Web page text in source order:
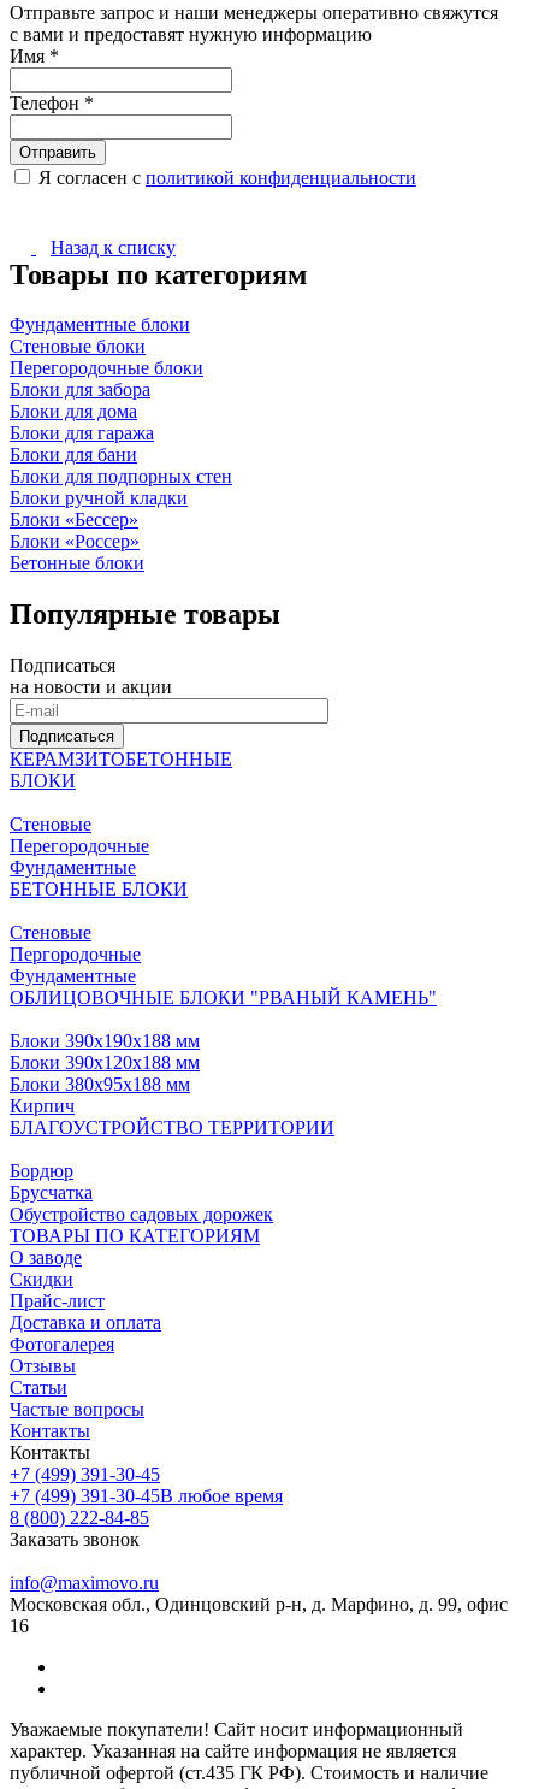
Отправьте запрос и наши менеджеры оперативно свяжутся
с вами и предоставят нужную информацию
Имя *
Телефон *
Я согласен с политикой конфиденциальности
Назад к списку
Товары по категориям
Фундаментные блоки
Стеновые блоки
Перегородочные блоки
Блоки для забора
Блоки для дома
Блоки для гаража
Блоки для бани
Блоки для подпорных стен
Блоки ручной кладки
Блоки «Бессер»
Блоки «Россер»
Бетонные блоки
Популярные товары
Подписаться
на новости и акции
Подписаться
КЕРАМЗИТОБЕТОННЫЕ
БЛОКИ
Стеновые
Перегородочные
Фундаментные
БЕТОННЫЕ БЛОКИ
Стеновые
Пергородочные
Фундаментные
ОБЛИЦОВОЧНЫЕ БЛОКИ "РВАНЫЙ КАМЕНЬ"
Блоки 390х190х188 мм
Блоки 390х120х188 мм
Блоки 380х95х188 мм
Кирпич
БЛАГОУСТРОЙСТВО ТЕРРИТОРИИ
Бордюр
Брусчатка
Обустройство садовых дорожек
ТОВАРЫ ПО КАТЕГОРИЯМ
О заводе
Скидки
Прайс-лист
Доставка и оплата
Фотогалерея
Отзывы
Статьи
Частые вопросы
Контакты
Контакты
+7 (499) 391-30-45
+7 (499) 391-30-45В любое время
8 (800) 222-84-85
Заказать звонок
info@maximovo.ru
Московская обл., Одинцовский р-н, д. Марфино, д. 99, офис
16
Уважаемые покупатели! Сайт носит информационный
характер. Указанная на сайте информация не является
публичной офертой (ст.435 ГК РФ). Стоимость и наличие